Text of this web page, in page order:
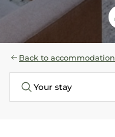
Back to accommodation
Your stay